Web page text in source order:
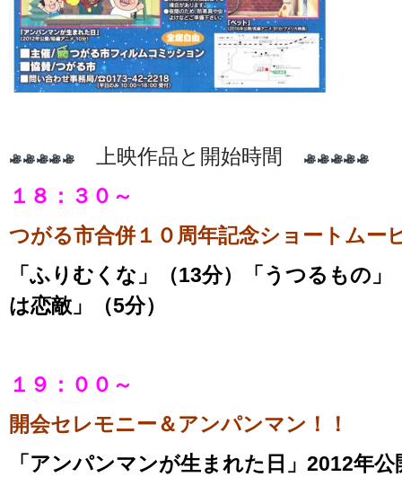
上映作品と開始時間
１８：３０～
つがる市合併１０周年記念ショートムー
「ふりむくな」（13分）「うつるもの
は恋敵」（5分）
１９：００～
開会セレモニー＆アンパンマン！！
「アンパンマンが生まれた日」2012年